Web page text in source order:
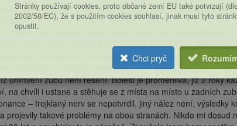
pane magistře, obracím se na Vás s následující prosbou.
Vašeho názoru, moc si toho vážím.
2,5 lety jsem utrpěla zánět levého středního ucha, léčba
začaly bolet zadní zuby levé horní čelisti-bez nálezu, jeden z
dalším půl roce začaly v pravé horní čelisti, dolní levé i pravé
vytrženy moudráky, nikde nález ani zánět. Opět zkusil
umrtvení zubu není řešení. Bolest je proměnlivá, již 2 roky
na chvíli i ustane a stěhuje se z místa na místo u zadních
– trojklaný nerv se nepotvrdil, jiný nález není, výsledky
projevily takové problémy na obou stranách. Nikdo mi
Stránky používají cookies, proto občané zemí EU také potvrzují
2002/58/EC), že s použitím cookies souhlasí, jinak musí tyto
opustit.
Chci pryč